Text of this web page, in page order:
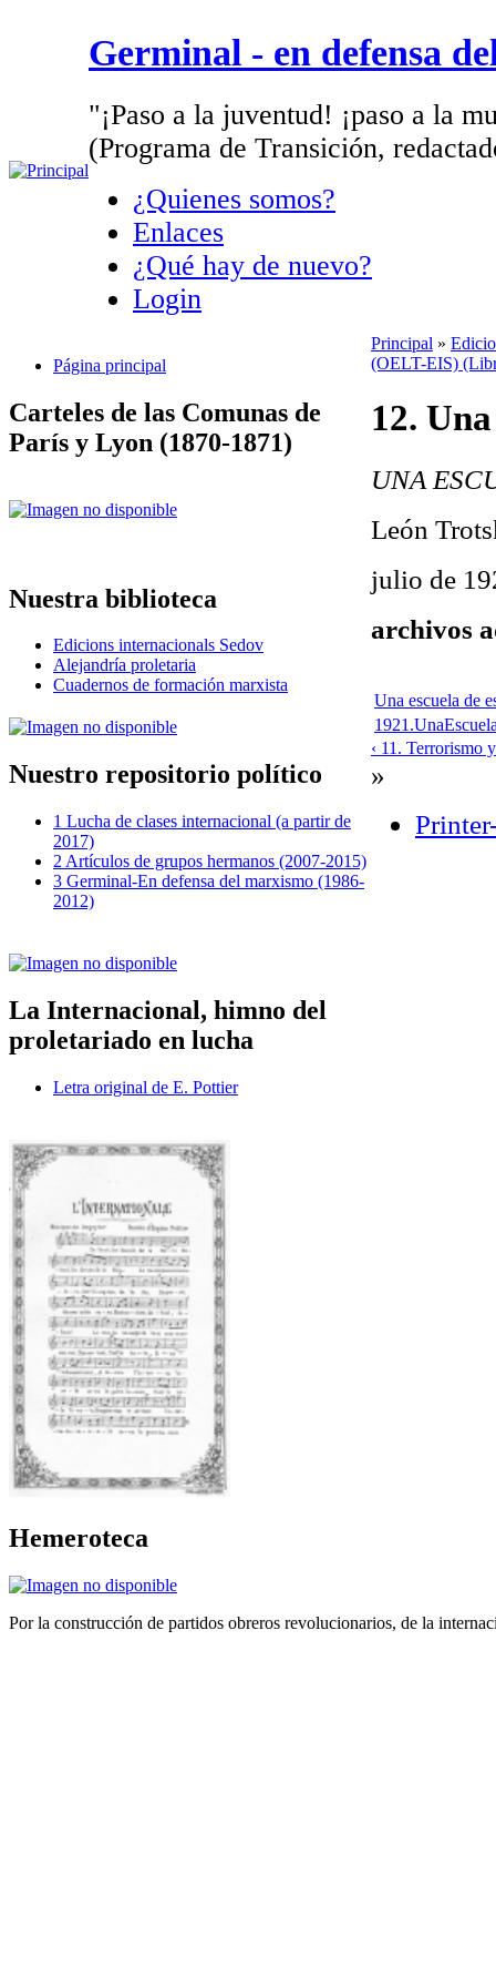
Germinal - en defensa
"¡Paso a la juventud! ¡paso a la
(Programa de Transición,
¿Quienes somos?
Enlaces
¿Qué hay de nuevo?
Login
Página principal
Carteles de las Comunas de
París y Lyon (1870-1871)
Nuestra biblioteca
Edicions internacionals Sedov
Alejandría proletaria
Cuadernos de formación marxista
Nuestro repositorio político
1 Lucha de clases internacional (a partir de
2017)
2 Artículos de grupos hermanos (2007-2015)
3 Germinal-En defensa del marxismo (1986-
2012)
La Internacional, himno del
proletariado en lucha
Letra original de E. Pottier
Hemeroteca
Principal »
(OELT-EIS)
12.
UNA
León
julio de
archivos
Una escuela de
‹ 11. Terrorismo
»
Por la construcción de partidos obreros revolucionarios, de la